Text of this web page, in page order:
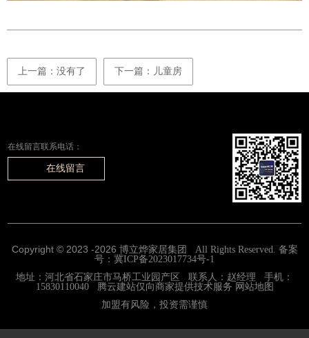
上一篇：没有了 下一篇：儿童房
在线留言联系电话：
在线留言
Copyright © 2023 -2026 博立烨家居集团 All Rights Reserved. 备案
号： 冀ICP备2023017734号-1
地址：河北省石家庄市马桥工业园产区 联系人：赵经理 手机：
15830110040 腾云建站仅向商家提供技术服务 网站地图
加盟有风险，投资需谨慎